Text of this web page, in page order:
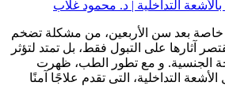
خاصة بعد سن الأربعين، من مشكلة تضخم
آثارها على التبول فقط، بل تمتد لتؤثر
الجنسية. و مع تطور الطب، ظهرت
التداخلية، التى تقدم علاجًا آمنًا